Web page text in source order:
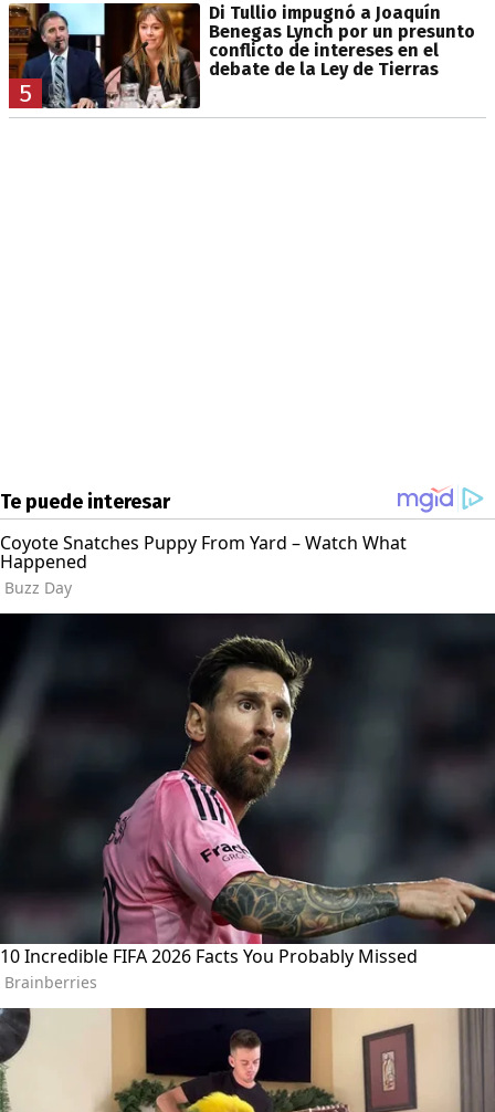
5
Di Tullio impugnó a Joaquín
Benegas Lynch por un presunto
conflicto de intereses en el
debate de la Ley de Tierras